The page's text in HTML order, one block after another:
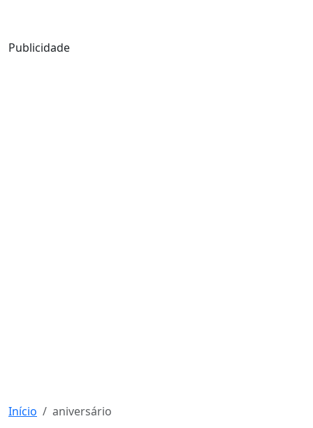
Publicidade
Início aniversário